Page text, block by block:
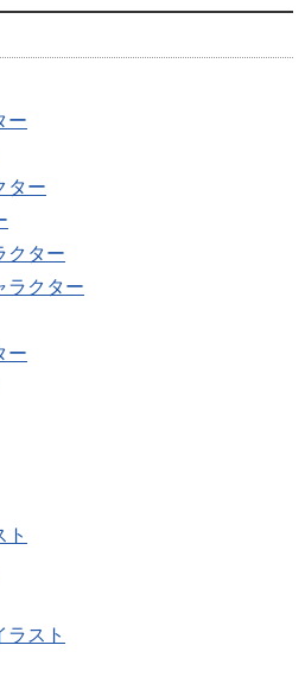
ー
ター
クター
ラクター
ー
ト
ラスト